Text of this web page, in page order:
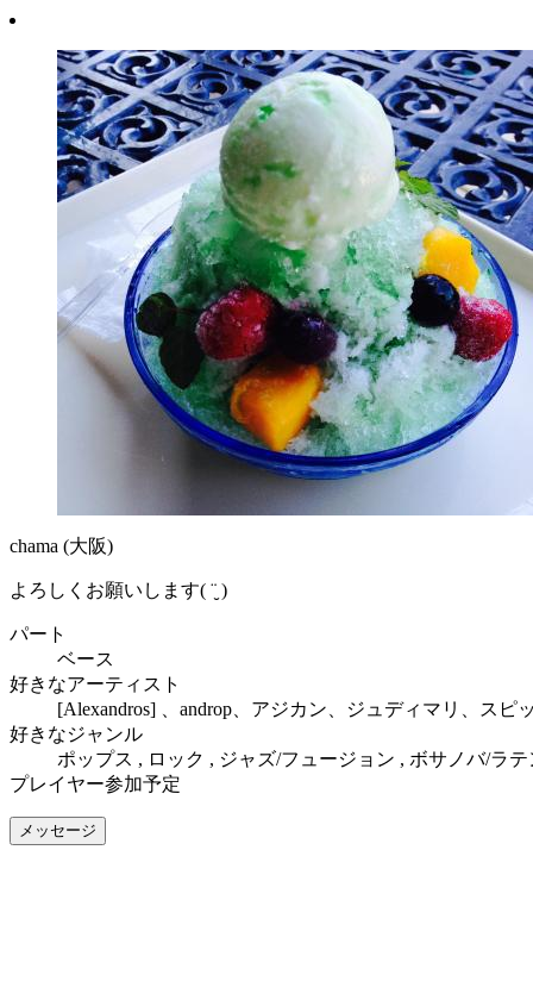
chama (大阪)
よろしくお願いします( ¨̮ )
パート
ベース
好きなアーティスト
[Alexandros] 、androp、アジカン、ジュディマリ、スピ
好きなジャンル
ポップス , ロック , ジャズ/フュージョン , ボサノバ/ラテ
プレイヤー参加予定
メッセージ